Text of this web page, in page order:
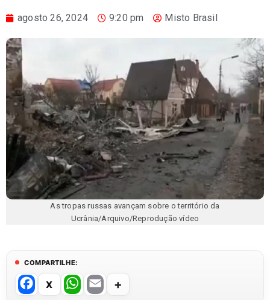
agosto 26, 2024 9:20 pm Misto Brasil
As tropas russas avançam sobre o território da
Ucrânia/Arquivo/Reprodução vídeo
COMPARTILHE:
F
W E